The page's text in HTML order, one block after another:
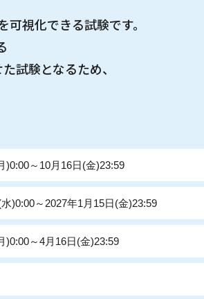
視化できる試験です。
試験となるため、
)0:00～10月16日(金)23:59
)0:00～2027年1月15日(金)23:59
)0:00～4月16日(金)23:59